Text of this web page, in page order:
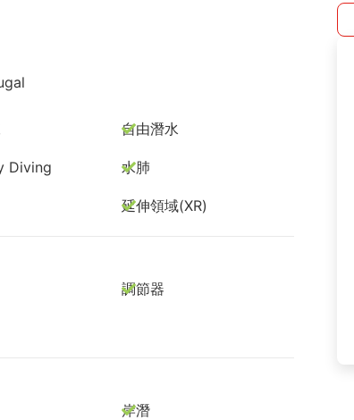
自由潛水
Diving 水肺
延伸領域(XR)
調節器
岸潛